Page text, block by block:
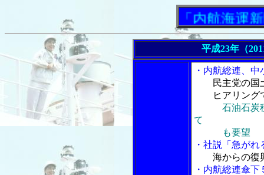
「内航海運新聞」
平成23年（
・内航総連、
民主党の国
ヒアリング
石油石炭
て
も要望
・社説「急が
海からの復
・内航総連傘